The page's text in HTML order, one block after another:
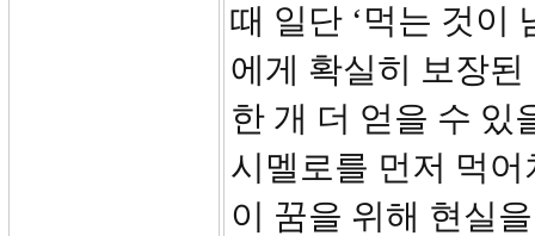
때 일단 ‘먹는 것이
에게 확실히 보장
한 개 더 얻을 수 있
시멜로를 먼저 먹
이 꿈을 위해 현실